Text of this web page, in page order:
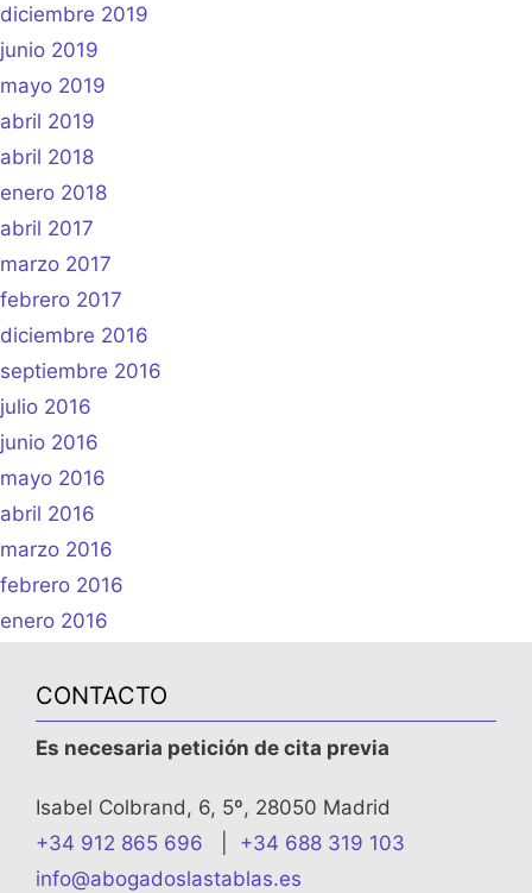
diciembre 2019
junio 2019
mayo 2019
abril 2019
abril 2018
enero 2018
abril 2017
marzo 2017
febrero 2017
diciembre 2016
septiembre 2016
julio 2016
junio 2016
mayo 2016
abril 2016
marzo 2016
febrero 2016
enero 2016
CONTACTO
Es necesaria petición de cita previa
Isabel Colbrand, 6, 5º, 28050 Madrid
+34 912 865 696
+34 688 319 103
info@abogadoslastablas.es